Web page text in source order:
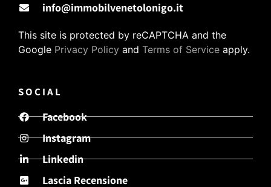
info@immobilvenetolonigo.it
This site is protected by reCAPTCHA and the
Google Privacy Policy and Terms of Service apply.
SOCIAL
Facebook
Instagram
Linkedin
Lascia Recensione